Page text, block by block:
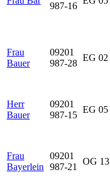
987-16
Frau
Bauer
09201
987-28
EG 02
Herr
Bauer
09201
987-15
EG 05
Frau
Bayerlein
09201
987-21
OG 13